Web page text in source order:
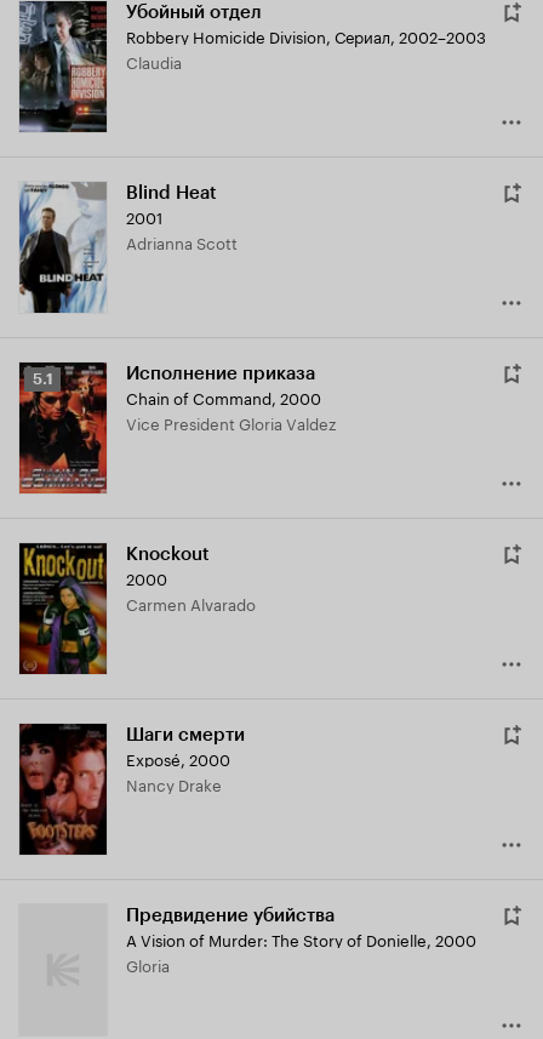
Убойный отдел
Robbery Homicide Division, Сериал, 2002–2003
Claudia
Blind Heat
2001
Adrianna Scott
Рейтинг
Кинопоиска
5.1
5.1 Исполнение приказа
Chain of Command, 2000
Vice President Gloria Valdez
Knockout
2000
Carmen Alvarado
Шаги смерти
Exposé, 2000
Nancy Drake
Предвидение убийства
A Vision of Murder: The Story of Donielle, 2000
Gloria